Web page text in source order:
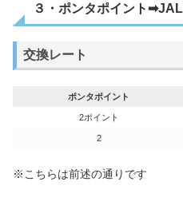
３・ポンタポイント
交換レート
ポンタポイント
2ポイント
2
※こちらは前述の通りです